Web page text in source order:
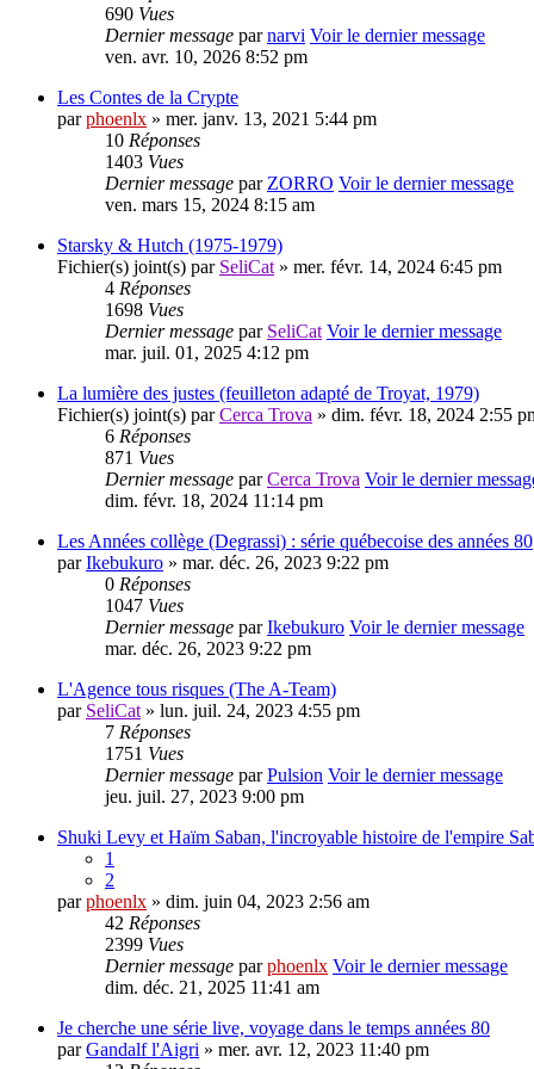
690 Vues
Dernier message parnarvi Voir le dernier message
ven. avr. 10, 2026 8:52 pm
Les Contes de la Crypte
parphoenlx » mer. janv. 13, 2021 5:44 pm
10 Réponses
1403 Vues
Dernier message parZORRO Voir le dernier message
ven. mars 15, 2024 8:15 am
Starsky & Hutch (1975-1979)
Fichier(s) joint(s) par SeliCat» mer. févr. 14, 2024 6:45 pm
4 Réponses
1698 Vues
Dernier message par SeliCat Voir le dernier message
mar. juil. 01, 2025 4:12 pm
La lumière des justes (feuilleton adapté de Troyat, 1979)
Fichier(s) joint(s) parCerca Trova » dim. févr. 18, 2024 2:55
6 Réponses
871 Vues
Dernier message parCerca Trova Voir le dernier
dim. févr. 18, 2024 11:14 pm
Les Années collège (Degrassi) : série québecoise des années 80
parIkebukuro » mar. déc. 26, 2023 9:22 pm
0 Réponses
1047 Vues
Dernier message parIkebukuro Voir le dernier message
mar. déc. 26, 2023 9:22 pm
L'Agence tous risques (The A-Team)
par SeliCat» lun. juil. 24, 2023 4:55 pm
7 Réponses
1751 Vues
Dernier message parPulsion Voir le dernier message
jeu. juil. 27, 2023 9:00 pm
Shuki Levy et Haïm Saban, l'incroyable histoire de l'empire
1
2
parphoenlx » dim. juin 04, 2023 2:56 am
42 Réponses
2399 Vues
Dernier message parphoenlx Voir le dernier message
dim. déc. 21, 2025 11:41 am
Je cherche une série live, voyage dans le temps années 80
parGandalf l'Aigri » mer. avr. 12, 2023 11:40 pm